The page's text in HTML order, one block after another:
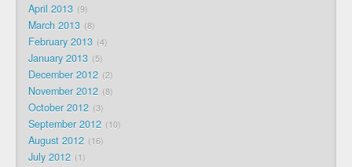
April 2013 9
March 2013 8
February 2013 4
January 2013 5
December 2012 2
November 2012 8
October 2012 3
September 2012 10
August 2012 16
July 2012 1